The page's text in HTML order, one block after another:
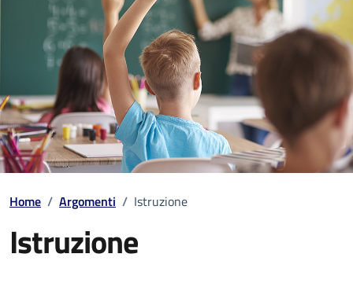
Home / Argomenti / Istruzione
Istruzione